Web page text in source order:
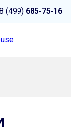
8 (499) 685-75-16